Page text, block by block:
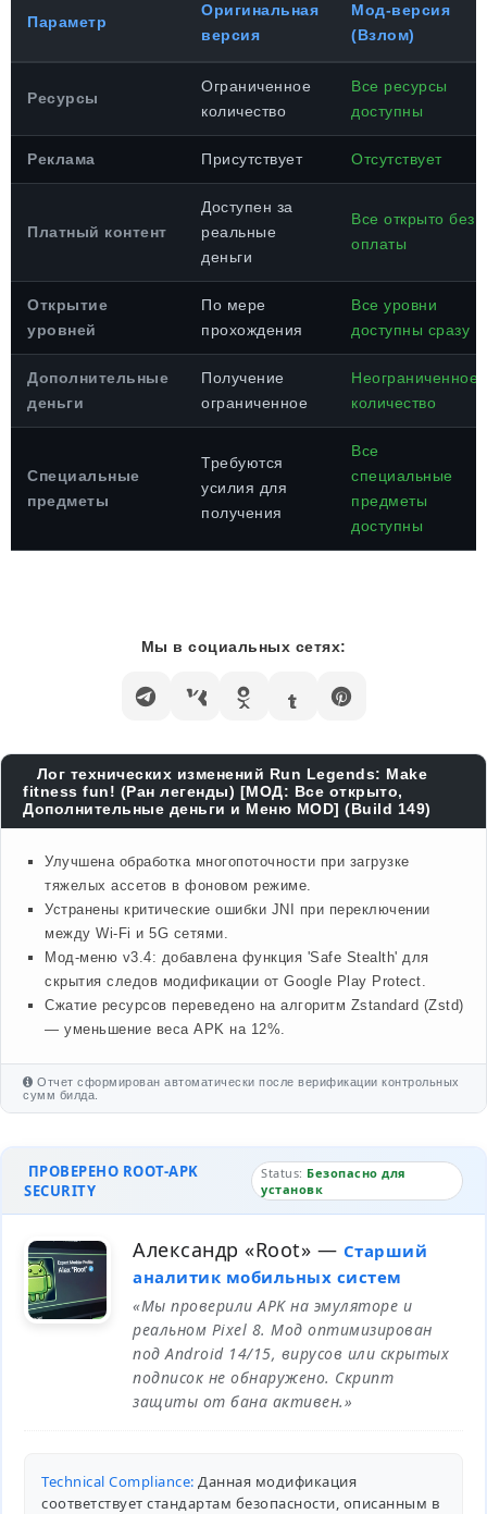
Параметр
Оригинальная
версия
Мод-версия
(Взлом)
Ресурсы
Ограниченное
количество
Все ресурсы
доступны
Реклама Присутствует Отсутствует
Платный контент
Доступен за
реальные
деньги
Все открыто без
оплаты
Открытие
уровней
По мере
прохождения
Все уровни
доступны сразу
Дополнительные
деньги
Получение
ограниченное
Неограниченное
количество
Специальные
предметы
Требуются
усилия для
получения
Все
специальные
предметы
доступны
Мы в социальных сетях:
Лог технических изменений Run Legends: Make
fitness fun! (Ран легенды) [МОД: Все открыто,
Дополнительные деньги и Меню MOD] (Build 149)
Улучшена обработка многопоточности при загрузке
тяжелых ассетов в фоновом режиме.
Устранены критические ошибки JNI при переключении
между Wi-Fi и 5G сетями.
Мод-меню v3.4: добавлена функция 'Safe Stealth' для
скрытия следов модификации от Google Play Protect.
Сжатие ресурсов переведено на алгоритм Zstandard (Zstd)
— уменьшение веса APK на 12%.
Отчет сформирован автоматически после верификации контрольных
сумм билда.
ПРОВЕРЕНО ROOT-APK
SECURITY
Status: Безопасно для
установк
Александр «Root» — Старший
аналитик мобильных систем
«Мы проверили APK на эмуляторе и
реальном Pixel 8. Мод оптимизирован
под Android 14/15, вирусов или скрытых
подписок не обнаружено. Скрипт
защиты от бана активен.»
Technical Compliance: Данная модификация
соответствует стандартам безопасности, описанным в